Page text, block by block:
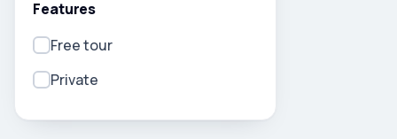
Features
Free tour
Private